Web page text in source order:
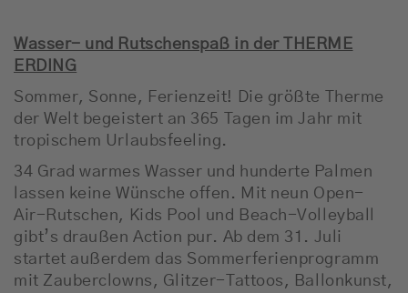
Wasser- und Rutschenspaß in der THERME
ERDING
Sommer, Sonne, Ferienzeit! Die größte Therme
der Welt begeistert an 365 Tagen im Jahr mit
tropischem Urlaubsfeeling.
34 Grad warmes Wasser und hunderte Palmen
lassen keine Wünsche offen. Mit neun Open-
Air-Rutschen, Kids Pool und Beach-Volleyball
gibt’s draußen Action pur. Ab dem 31. Juli
startet außerdem das Sommerferienprogramm
mit Zauberclowns, Glitzer-Tattoos, Ballonkunst,